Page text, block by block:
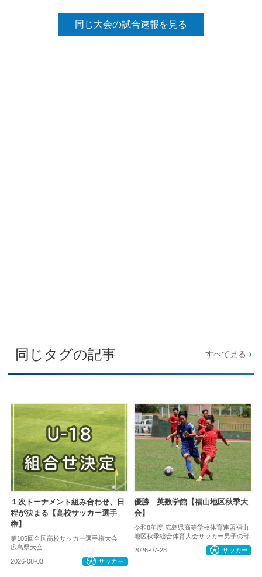
同じ大会の試合速報を見る
同じタグの記事 すべて見る
１次トーナメント組み合わせ、日
程が決まる【高校サッカー選手
権】
第105回全国高校サッカー選手権大会
広島県大会
2026-08-03 サッカー
優勝 英数学館【福山地区秋季大
会】
令和8年度 広島県高等学校体育連盟福山
地区秋季総合体育大会サッカー男子の部
2026-07-28 サッカー